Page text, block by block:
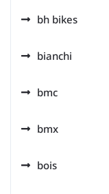
bh bikes
bianchi
bmc
bmx
bois